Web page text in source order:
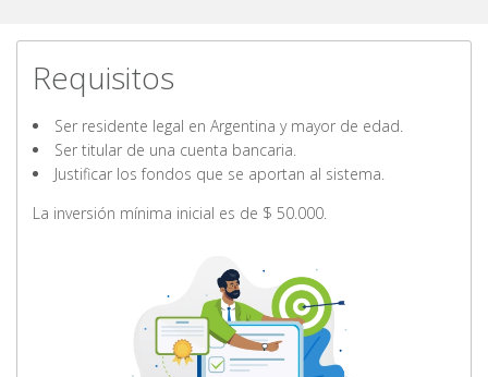
Requisitos
Ser residente legal en Argentina y mayor de edad.
Ser titular de una cuenta bancaria.
Justificar los fondos que se aportan al sistema.
La inversión mínima inicial es de $ 50.000.